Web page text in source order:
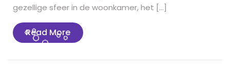
gezellige sfeer in de woonkamer, het […]
Read MoreRead
More